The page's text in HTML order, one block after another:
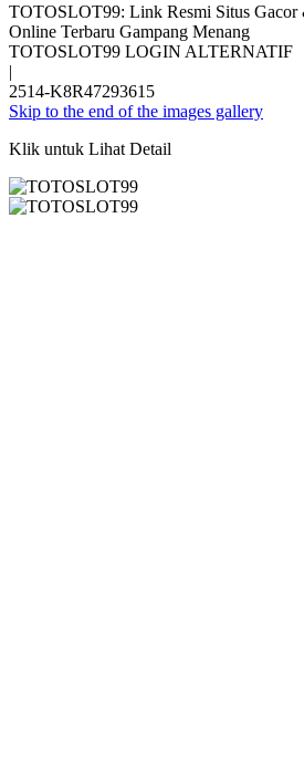
TOTOSLOT99: Link Resmi Situs Gacor
Online Terbaru Gampang Menang
TOTOSLOT99 LOGIN ALTERNATIF
|
2514-K8R47293615
Skip to the end of the images gallery
Klik untuk Lihat Detail